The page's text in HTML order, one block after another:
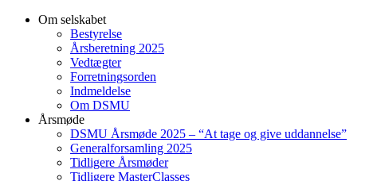
Om selskabet
Bestyrelse
Årsberetning 2025
Vedtægter
Forretningsorden
Indmeldelse
Om DSMU
Årsmøde
DSMU Årsmøde 2025 – “At tage og give uddannelse”
Generalforsamling 2025
Tidligere Årsmøder
Tidligere MasterClasses